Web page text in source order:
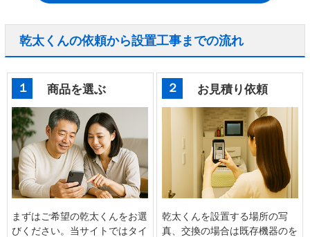
乾太くんの依頼から設置工事までの流れ
１ 商品を選ぶ
まずはご希望の乾太くんをお選
びください。当サイトではタイ
２ お見積り依頼
乾太くんを設置する場所の写
真、交換の場合は既存機器のを